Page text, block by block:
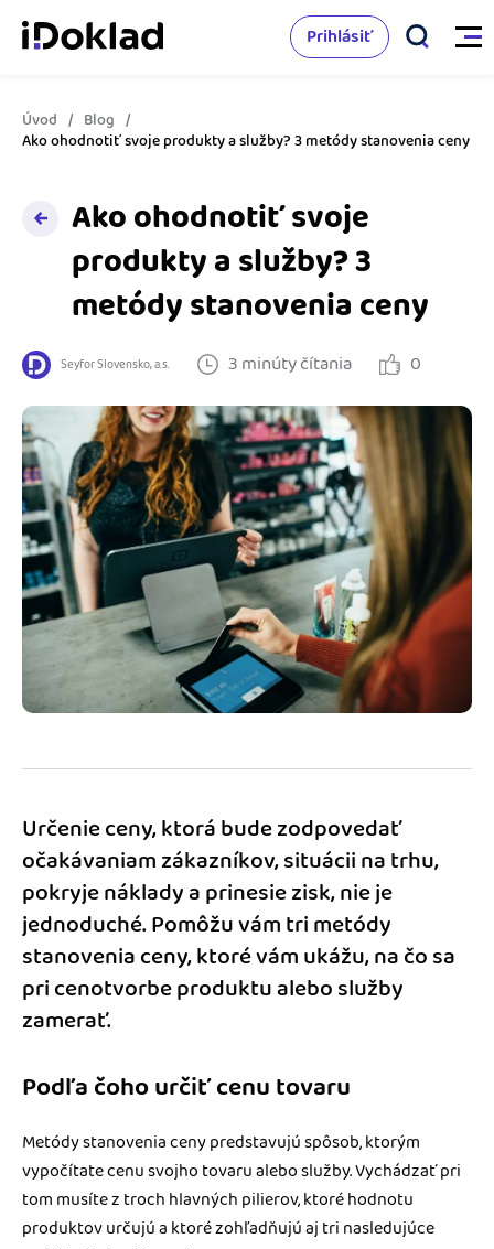
Vlastnosti
Správa kontaktov
Sledovanie cashflow
Spolupráca s účtovníkom
Prepojenie na ďalšie systémy
Spriatelení účtovníci
Katalóg doplnkov
Cenník
Vzdelanie
Ako sa vyznať vo fakturácii
Blog
Podnikateľský servis
Spýtajte sa nás
Prihlásiť
Úvod
Blog
Ako ohodnotiť svoje produkty a služby? 3 metódy stanovenia ceny
Ako ohodnotiť svoje
produkty a služby? 3
metódy stanovenia ceny
Seyfor Slovensko, a.s. 3 minúty čítania 0
Určenie ceny, ktorá bude zodpovedať
očakávaniam zákazníkov, situácii na trhu,
pokryje náklady a prinesie zisk, nie je
jednoduché. Pomôžu vám tri metódy
stanovenia ceny, ktoré vám ukážu, na čo sa
pri cenotvorbe produktu alebo služby
zamerať.
Podľa čoho určiť cenu tovaru
Metódy stanovenia ceny predstavujú spôsob, ktorým
vypočítate cenu svojho tovaru alebo služby. Vychádzať pri
tom musíte z troch hlavných pilierov, ktoré hodnotu
produktov určujú a ktoré zohľadňujú aj tri nasledujúce